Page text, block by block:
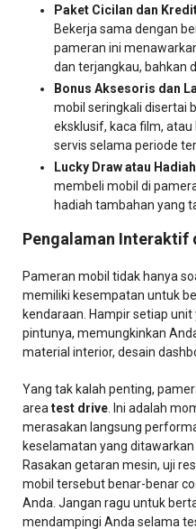
Paket Cicilan dan
Bekerja sama dengan
pameran ini
dan terjangkau, bahkan
Bonus Aksesoris dan
mobil seringkali disertai
eksklusif, kaca film,
servis selama periode
Lucky Draw atau
membeli mobil di
hadiah tambahan yang
Pengalaman Interaktif
Pameran mobil tidak hanya
memiliki kesempatan untuk
kendaraan. Hampir setiap
pintunya, memungkinkan
material interior, desain
Yang tak kalah penting,
area test drive . Ini adalah
merasakan langsung
keselamatan yang
Rasakan getaran mesin, uji
mobil tersebut benar-benar
Anda. Jangan ragu untuk
mendampingi Anda selama